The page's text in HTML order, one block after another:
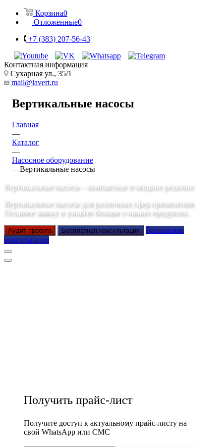
Корзина0
Отложенные0
+7 (383) 207-56-43
Контактная информация
Сухарная ул., 35/1
mail@lavert.ru
Вертикальные насосы
Главная
—
Каталог
—
Насосное оборудование
—Вертикальные насосы
Вертикальные насосы – компактное и мощное решение
Вертикальные насосы для различных сфер применения.
Оставьте заявку и узнайте больше о наших продуктах.
Аудит проекта Бесплатная консультация
Бесплатная
консультация
Получить прайс-лист
Получите доступ к актуальному прайс-листу на
свой WhatsApp или СМС